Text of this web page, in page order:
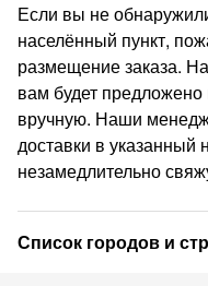
Если вы не
населённый пункт,
размещение заказа.
вам будет предложено
вручную. Наши
доставки в указанный
незамедлительно
Список городов и